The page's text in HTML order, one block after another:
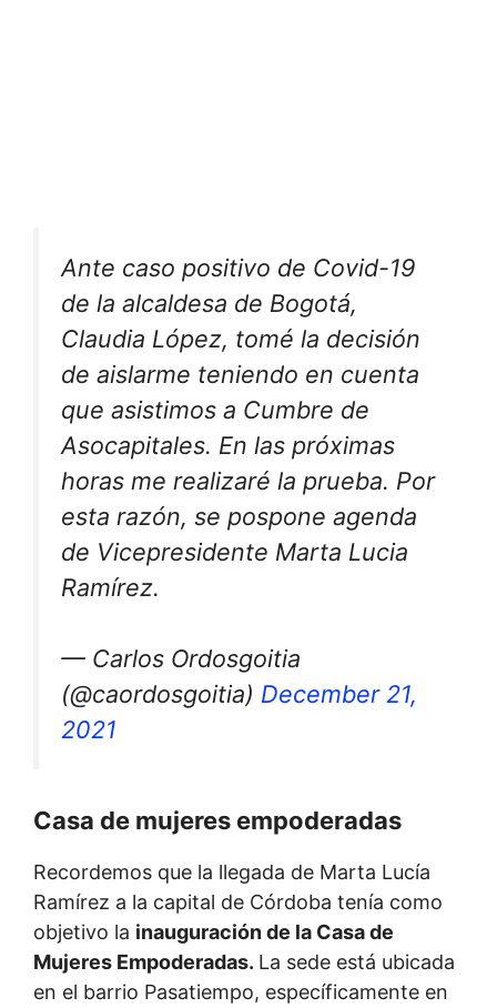
Ante caso positivo de Covid-19
de la alcaldesa de Bogotá,
Claudia López, tomé la decisión
de aislarme teniendo en cuenta
que asistimos a Cumbre de
Asocapitales. En las próximas
horas me realizaré la prueba. Por
esta razón, se pospone agenda
de Vicepresidente Marta Lucia
Ramírez.
— Carlos Ordosgoitia
(@caordosgoitia) December 21,
2021
Casa de mujeres empoderadas
Recordemos que la llegada de Marta Lucía
Ramírez a la capital de Córdoba tenía como
objetivo la inauguración de la Casa de
Mujeres Empoderadas. La sede está ubicada
en el barrio Pasatiempo, específicamente en